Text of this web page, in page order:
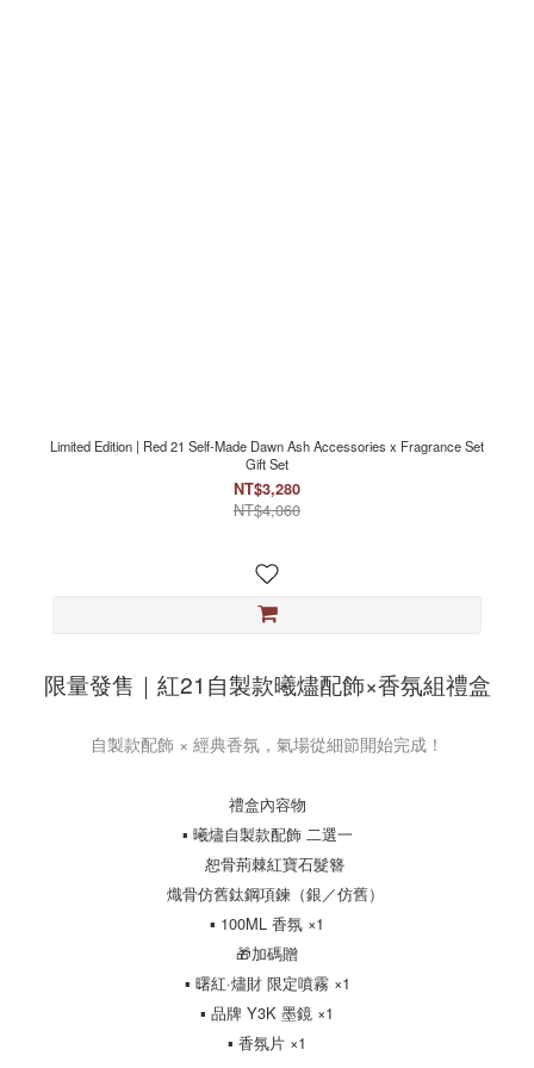
Limited Edition | Red 21 Self-Made Dawn Ash Accessories x Fragrance Set
Gift Set
NT$3,280
NT$4,060
限量發售｜紅21自製款曦燼配飾×香氛組禮盒
自製款配飾 × 經典香氛，氣場從細節開始完成！
禮盒內容物
▪ 曦燼自製款配飾 二選一
恕骨荊棘紅寶石髮簪
熾骨仿舊鈦鋼項鍊（銀／仿舊）
▪ 100ML 香氛 ×1
🎁加碼贈
▪ 曙紅·燼財 限定噴霧 ×1
▪ 品牌 Y3K 墨鏡 ×1
▪ 香氛片 ×1